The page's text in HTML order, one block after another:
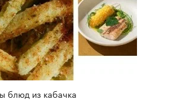
блюд из кабачка